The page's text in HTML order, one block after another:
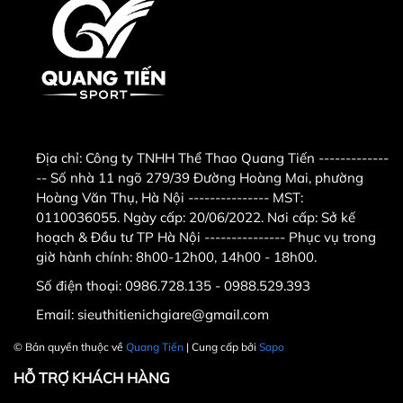
mạnh mẽ với công suất 3.5 HP cho hiệu quả vận
hành mượt mà. Motor của máy thuộc loại motor
không chổi than giúp máy ổn định, êm ái và tiết
kiệm điện. Máy cho phép vận tốc tối đa lên đến 16
km/h, và tùy chỉnh độ dốc ở mức cao nhất là 15%,
cực đã và hiệu quả tập luyện vượt trội.
3. Máy chạy bộ AGT-115L
mang lại nhiều lợi ích về sức
khỏe
Giảm cân, tăng cường sức khỏe tim mạch: Nhờ công
suất 3.5 HP và độ dốc 15%.
Thảm chạy êm ái đi kèm giảm chấn cao su hạn chế
Địa chỉ: Công ty TNHH Thể Thao Quang Tiến -------------
-- Số nhà 11 ngõ 279/39 Đường Hoàng Mai, phường
Hoàng Văn Thụ, Hà Nội --------------- MST:
0110036055. Ngày cấp: 20/06/2022. Nơi cấp: Sở kế
hoạch & Đầu tư TP Hà Nội --------------- Phục vụ trong
giờ hành chính: 8h00-12h00, 14h00 - 18h00.
Số điện thoại: 0986.728.135 - 0988.529.393
Email: sieuthitienichgiare@gmail.com
© Bản quyền thuộc về Quang Tiến | Cung cấp bởi Sapo
HỖ TRỢ KHÁCH HÀNG